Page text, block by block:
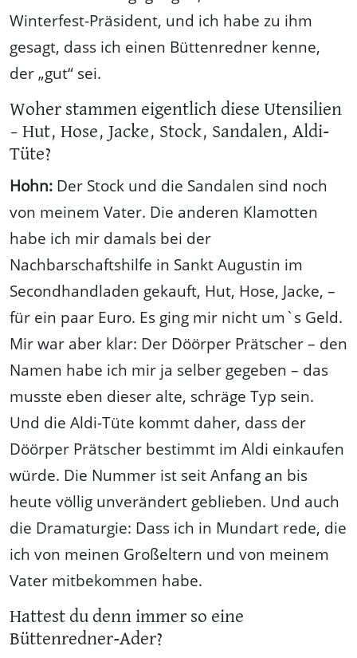
Winterfest-Präsident, und ich habe zu ihm
gesagt, dass ich einen Büttenredner kenne,
der „gut“ sei.
Woher stammen eigentlich diese Utensilien
– Hut, Hose, Jacke, Stock, Sandalen, Aldi-
Tüte?
Hohn: Der Stock und die Sandalen sind noch
von meinem Vater. Die anderen Klamotten
habe ich mir damals bei der
Nachbarschaftshilfe in Sankt Augustin im
Secondhandladen gekauft, Hut, Hose, Jacke, –
für ein paar Euro. Es ging mir nicht um`s Geld.
Mir war aber klar: Der Döörper Prätscher – den
Namen habe ich mir ja selber gegeben – das
musste eben dieser alte, schräge Typ sein.
Und die Aldi-Tüte kommt daher, dass der
Döörper Prätscher bestimmt im Aldi einkaufen
würde. Die Nummer ist seit Anfang an bis
heute völlig unverändert geblieben. Und auch
die Dramaturgie: Dass ich in Mundart rede, die
ich von meinen Großeltern und von meinem
Vater mitbekommen habe.
Hattest du denn immer so eine
Büttenredner-Ader?